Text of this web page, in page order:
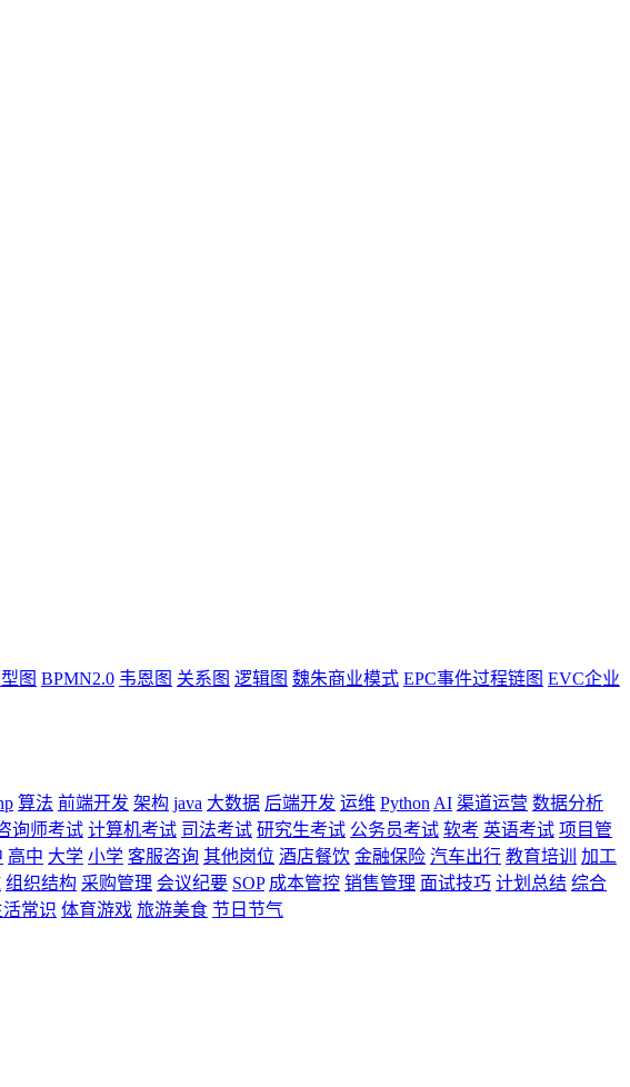
图 BPMN2.0 韦恩图 关系图 逻辑图 魏朱商业模式 EPC事件过程链图 EVC企业
算法 前端开发 架构 java 大数据 后端开发 运维 Python AI 渠道运营 数据分析
询师考试 计算机考试 司法考试 研究生考试 公务员考试 软考 英语考试 项目管
高中 大学 小学 客服咨询 其他岗位 酒店餐饮 金融保险 汽车出行 教育培训
加工
组织结构 采购管理 会议纪要 SOP 成本管控 销售管理 面试技巧 计划总结 综合
活常识 体育游戏 旅游美食 节日节气